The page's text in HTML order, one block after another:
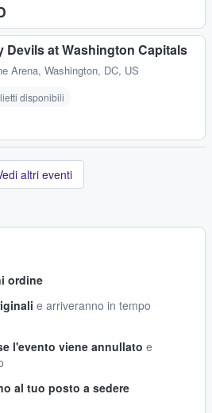
Devils at Washington Capitals
Arena, Washington, DC, US
disponibili
altri eventi
ordine
e arriveranno in tempo
l'evento viene annullato e
al tuo posto a sedere